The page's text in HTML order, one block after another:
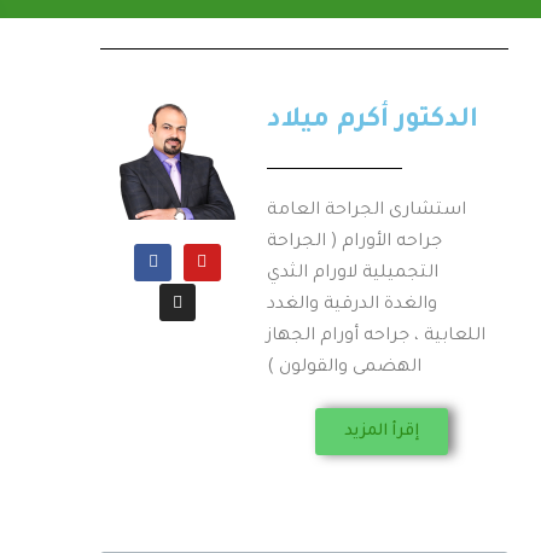
الدكتور أكرم ميلاد
استشارى الجراحة العامة
جراحه الأورام ( الجراحة
التجميلية لاورام الثدي
والغدة الدرقية والغدد
اللعابية ، جراحه أورام الجهاز
الهضمى والقولون )
إقرأ المزيد